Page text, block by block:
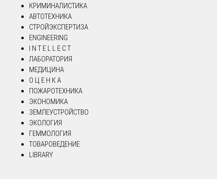
КРИМИНАЛИСТИКА
АВТОТЕХНИКА
СТРОЙЭКСПЕРТИЗА
ENGINEERING
I N T E L L E C T
ЛАБОРАТОРИЯ
МЕДИЦИНА
О Ц Е Н К А
ПОЖАРОТЕХНИКА
ЭКОНОМИКА
ЗЕМЛЕУСТРОЙСТВО
ЭКОЛОГИЯ
ГЕММОЛОГИЯ
ТОВАРОВЕДЕНИЕ
LIBRARY